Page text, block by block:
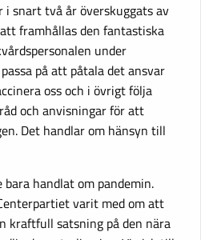
i snart två år överskuggats av
framhållas den fantastiska
under
på att påtala det ansvar
oss och i övrigt följa
och anvisningar för att
Det handlar om hänsyn till
handlat om pandemin.
varit med om att
kraftfull satsning på den nära